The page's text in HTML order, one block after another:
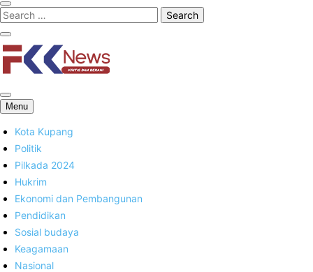
FKK News
Menu
Kota Kupang
Politik
Pilkada 2024
Hukrim
Ekonomi dan Pembangunan
Pendidikan
Sosial budaya
Keagamaan
Nasional